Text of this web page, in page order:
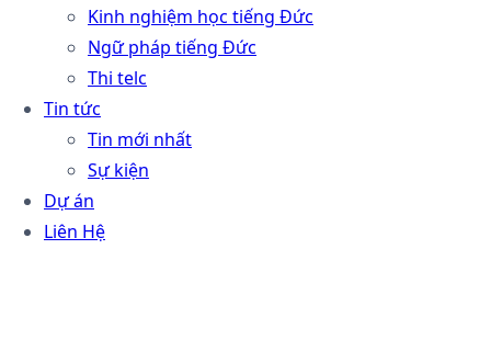
Kinh nghiệm học tiếng Đức
Ngữ pháp tiếng Đức
Thi telc
Tin tức
Tin mới nhất
Sự kiện
Dự án
Liên Hệ